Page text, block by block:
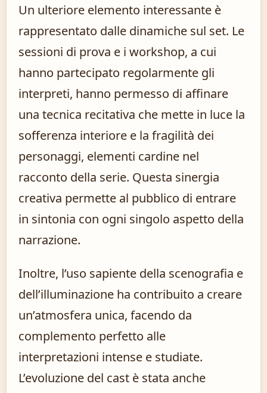
Un ulteriore elemento interessante è
rappresentato dalle dinamiche sul set. Le
sessioni di prova e i workshop, a cui
hanno partecipato regolarmente gli
interpreti, hanno permesso di affinare
una tecnica recitativa che mette in luce la
sofferenza interiore e la fragilità dei
personaggi, elementi cardine nel
racconto della serie. Questa sinergia
creativa permette al pubblico di entrare
in sintonia con ogni singolo aspetto della
narrazione.
Inoltre, l’uso sapiente della scenografia e
dell’illuminazione ha contribuito a creare
un’atmosfera unica, facendo da
complemento perfetto alle
interpretazioni intense e studiate.
L’evoluzione del cast è stata anche